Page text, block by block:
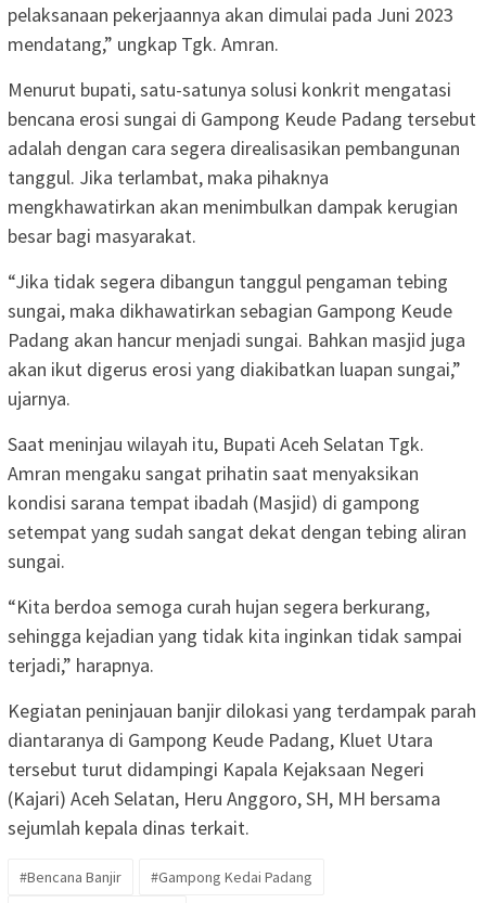
pelaksanaan pekerjaannya akan dimulai pada Juni 2023
mendatang,” ungkap Tgk. Amran.
Menurut bupati, satu-satunya solusi konkrit mengatasi
bencana erosi sungai di Gampong Keude Padang tersebut
adalah dengan cara segera direalisasikan pembangunan
tanggul. Jika terlambat, maka pihaknya
mengkhawatirkan akan menimbulkan dampak kerugian
besar bagi masyarakat.
“Jika tidak segera dibangun tanggul pengaman tebing
sungai, maka dikhawatirkan sebagian Gampong Keude
Padang akan hancur menjadi sungai. Bahkan masjid juga
akan ikut digerus erosi yang diakibatkan luapan sungai,”
ujarnya.
Saat meninjau wilayah itu, Bupati Aceh Selatan Tgk.
Amran mengaku sangat prihatin saat menyaksikan
kondisi sarana tempat ibadah (Masjid) di gampong
setempat yang sudah sangat dekat dengan tebing aliran
sungai.
“Kita berdoa semoga curah hujan segera berkurang,
sehingga kejadian yang tidak kita inginkan tidak sampai
terjadi,” harapnya.
Kegiatan peninjauan banjir dilokasi yang terdampak parah
diantaranya di Gampong Keude Padang, Kluet Utara
tersebut turut didampingi Kapala Kejaksaan Negeri
(Kajari) Aceh Selatan, Heru Anggoro, SH, MH bersama
sejumlah kepala dinas terkait.
#Bencana Banjir
#Gampong Kedai Padang